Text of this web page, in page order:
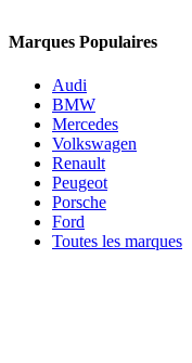
Marques Populaires
Audi
BMW
Mercedes
Volkswagen
Renault
Peugeot
Porsche
Ford
Toutes les marques